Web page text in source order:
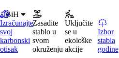
BiH
Izračunajte
svoj
karbonski
otisak
Zasadite
stablo u
svom
okruženju
Uključite
se u
ekološke
akcije
Izbor
stabla
godine